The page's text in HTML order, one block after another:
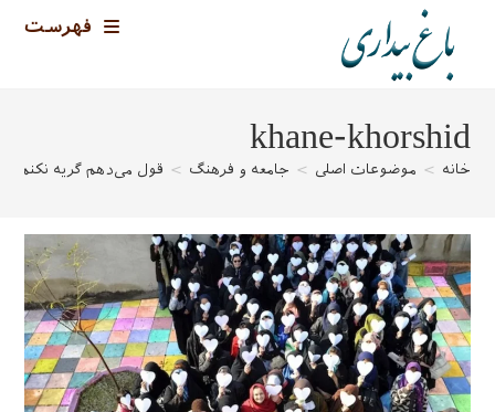
فهرست
khane-khorshid
خانه > موضوعات اصلی > جامعه و فرهنگ > قول می‌دهم گریه نکنم!